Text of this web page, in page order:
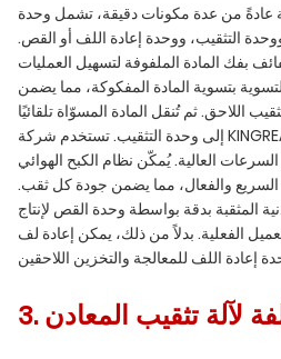
عادةً من عدة مكونات دقيقة، تشمل وحدة
التثقيب، ووحدة إعادة اللف أو القص.
بفك المادة الملفوفة لتسهيل العمليات
بتسوية المادة المفكوكة، مما يضمن
اللاحق. ثم تُنقل المادة المسوّاة تلقائيًا
إلى وحدة التثقيب. تستخدم شركة KINGREAL قوالب DC53 المتينة لضمان
العالية. يُمكّن نظام الكبح الهوائي
السريع والفعال، مما يضمن جودة كل ثقب.
المثقبة بدقة بواسطة وحدة القص لإنتاج
الفعلية. بدلاً من ذلك، يمكن إعادة لف
لآلة تثقيب المعادن